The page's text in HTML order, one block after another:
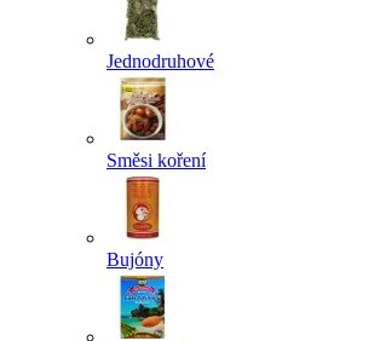
Jednodruhové
Směsi koření
Bujóny